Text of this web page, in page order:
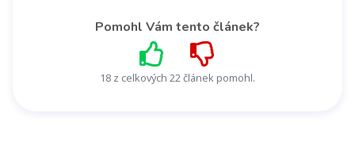
Pomohl Vám tento článek?
18 z celkových 22 článek pomohl.